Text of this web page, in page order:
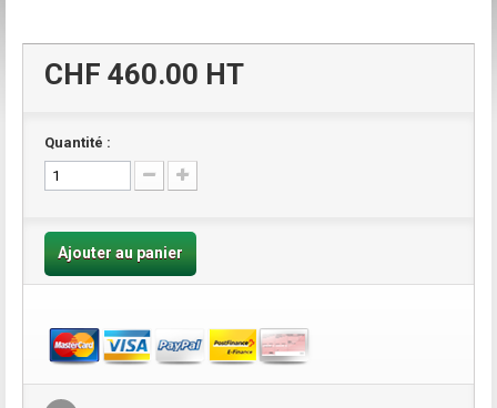
CHF 460.00 HT
Quantité :
Ajouter au panier